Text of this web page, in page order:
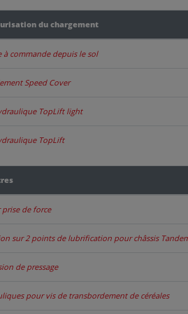
du chargement
à commande depuis le sol
Speed Cover
TopLift light
TopLift
de force
sur 2 points de lubrification pour châssis
de pressage
pour vis de transbordement de céréales